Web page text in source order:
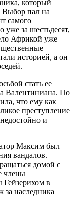
который
Выбор пал на
самого
уже за шестьдесят,
Африкой уже
историей, а он
стать ее
Валентиниана. По
что ему как
преступление
и
Максим был
вандалов.
домой с
члены
Гейзерихом в
за наследника